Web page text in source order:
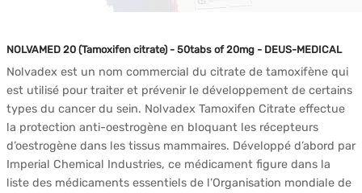
NOLVAMED 20 (Tamoxifen citrate) - 50tabs of 20mg - DEUS-MEDICAL
Nolvadex est un nom commercial du citrate de tamoxifène qui
est utilisé pour traiter et prévenir le développement de certains
types du cancer du sein. Nolvadex Tamoxifen Citrate effectue
la protection anti-oestrogène en bloquant les récepteurs
d’oestrogène dans les tissus mammaires. Développé d’abord par
Imperial Chemical Industries, ce médicament figure dans la
liste des médicaments essentiels de l’Organisation mondiale de